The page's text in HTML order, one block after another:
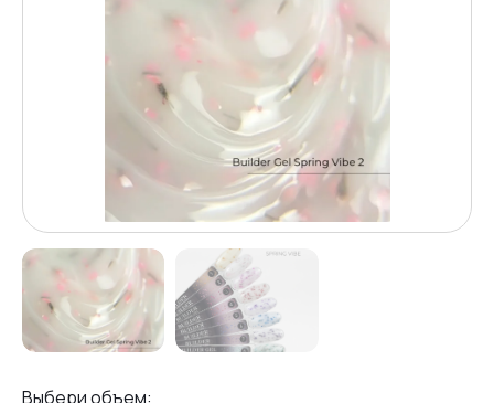
Выбери объем: